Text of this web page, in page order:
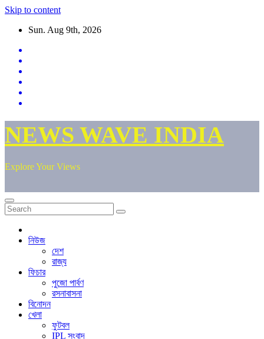
Skip to content
Sun. Aug 9th, 2026
NEWS WAVE INDIA
Explore Your Views
নিউজ
দেশ
রাজ্য
ফিচার
পুজো পার্বণ
রসনাবাসনা
বিনোদন
খেলা
ফুটবল
IPL সংবাদ